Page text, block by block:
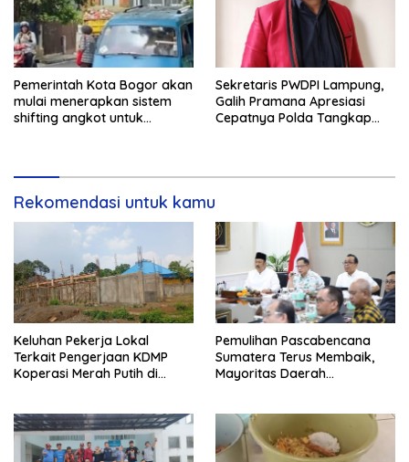
Pemerintah Kota Bogor akan
mulai menerapkan sistem
shifting angkot untuk
Sekretaris PWDPI Lampung,
Galih Pramana Apresiasi
Cepatnya Polda Tangkap
Rekomendasi untuk kamu
Keluhan Pekerja Lokal
Terkait Pengerjaan KDMP
Koperasi Merah Putih di
Pemulihan Pascabencana
Sumatera Terus Membaik,
Mayoritas Daerah